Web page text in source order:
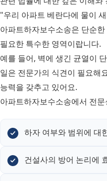
"우리 아파트 베란다에 물이
아파트하자보수소송은 단순
필요한 특수한 영역이랍니다.
예를 들어, 벽에 생긴 균열이
일은 전문가의 식견이 필요해
능력을 갖추고 있어요.
아파트하자보수소송에서 전
하자 여부와 범위에 대
건설사의 방어 논리에